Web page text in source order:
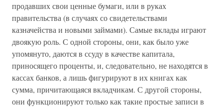
продавших свои ценные бумаги, или в руках
правительства (в случаях со свидетельствами
казначейства и новыми займами). Самые вклады играют
двоякую роль. С одной стороны, они, как было уже
упомянуто, даются в ссуду в качестве капитала,
приносящего проценты, и, следовательно, не находятся в
кассах банков, а лишь фигурируют в их книгах как
сумма, причитающаяся вкладчикам. С другой стороны,
они функционируют только как такие простые записи в